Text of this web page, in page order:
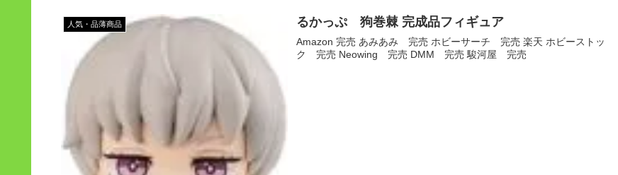
人気・品薄商品 るかっぷ 狗巻棘 完成品フィギュア
Amazon 完売 あみあみ 完売 ホビーサーチ 完売 楽天 ホビーストッ
ク 完売 Neowing 完売 DMM 完売 駿河屋 完売